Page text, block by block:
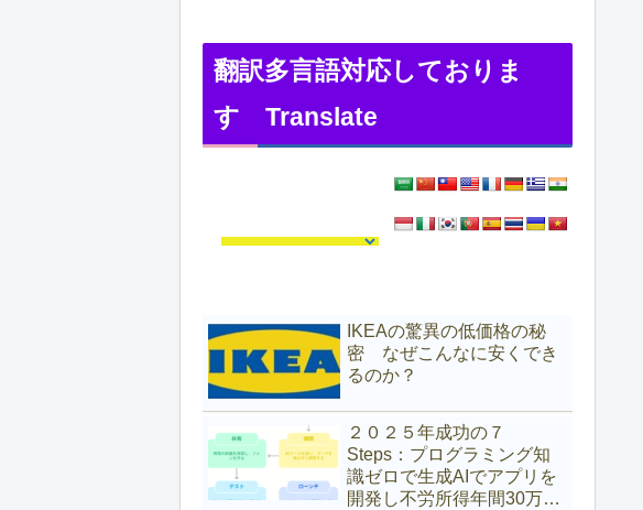
翻訳多言語対応しておりま
す Translate
IKEAの驚異の低価格の秘
密 なぜこんなに安くでき
るのか？
２０２５年成功の７
Steps：プログラミング知
識ゼロで生成AIでアプリを
開発し不労所得年間30万ド